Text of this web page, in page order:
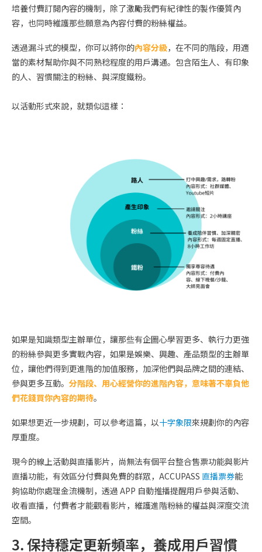
培養付費訂閱內容的機制，除了激勵我們有紀律性的製作優質內
容，也同時維護那些願意為內容付費的粉絲權益。
透過漏斗式的模型，你可以將你的內容分級，在不同的階段，用適
當的素材幫助你與不同熟稔程度的用戶溝通。包含陌生人、有印象
的人、習慣關注的粉絲、與深度鐵粉。
以活動形式來說，就類似這樣：
如果是知識類型主辦單位，讓那些有企圖心學習更多、執行力更強
的粉絲參與更多實戰內容，如果是娛樂、興趣、產品類型的主辦單
位，讓他們得到更進階的加值服務，加深他們與品牌之間的連結、
參與更多互動。 分階段、用心經營你的進階內容，意味著不辜負他
們花錢買你內容的期待。
如果想更近一步規劃，可以參考這篇，以十字象限來規劃你的內容
厚重度。
現今的線上活動與直播影片，尚無法有個平台整合售票功能與影片
直播功能，有效區分付費與免費的群眾，ACCUPASS 直播票券能
夠協助你處理金流機制，透過 APP 自動推播提醒用戶參與活動、
收看直播，付費者才能觀看影片，維護進階粉絲的權益與深度交流
空間。
3. 保持穩定更新頻率，養成用戶習慣